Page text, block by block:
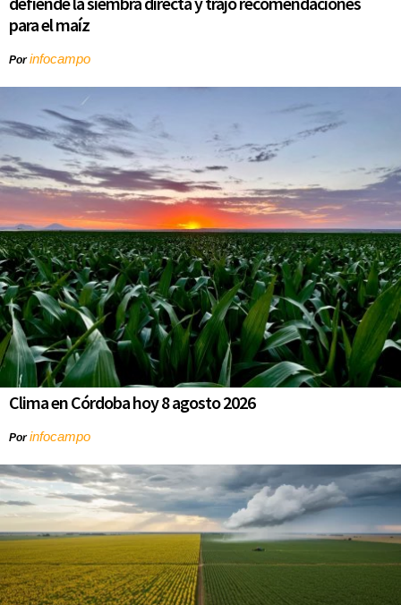
para el maíz
Porinfocampo
Clima en Córdoba hoy 8 agosto 2026
Porinfocampo